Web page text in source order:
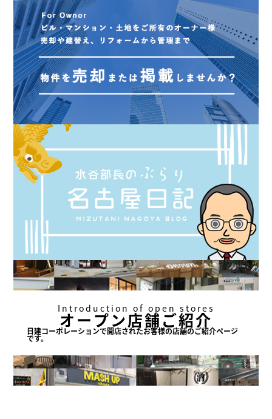
Introduction of open stores
オープン店舗ご紹介
日建コーポレーションで開店されたお客様の店舗のご紹介ページ
です。